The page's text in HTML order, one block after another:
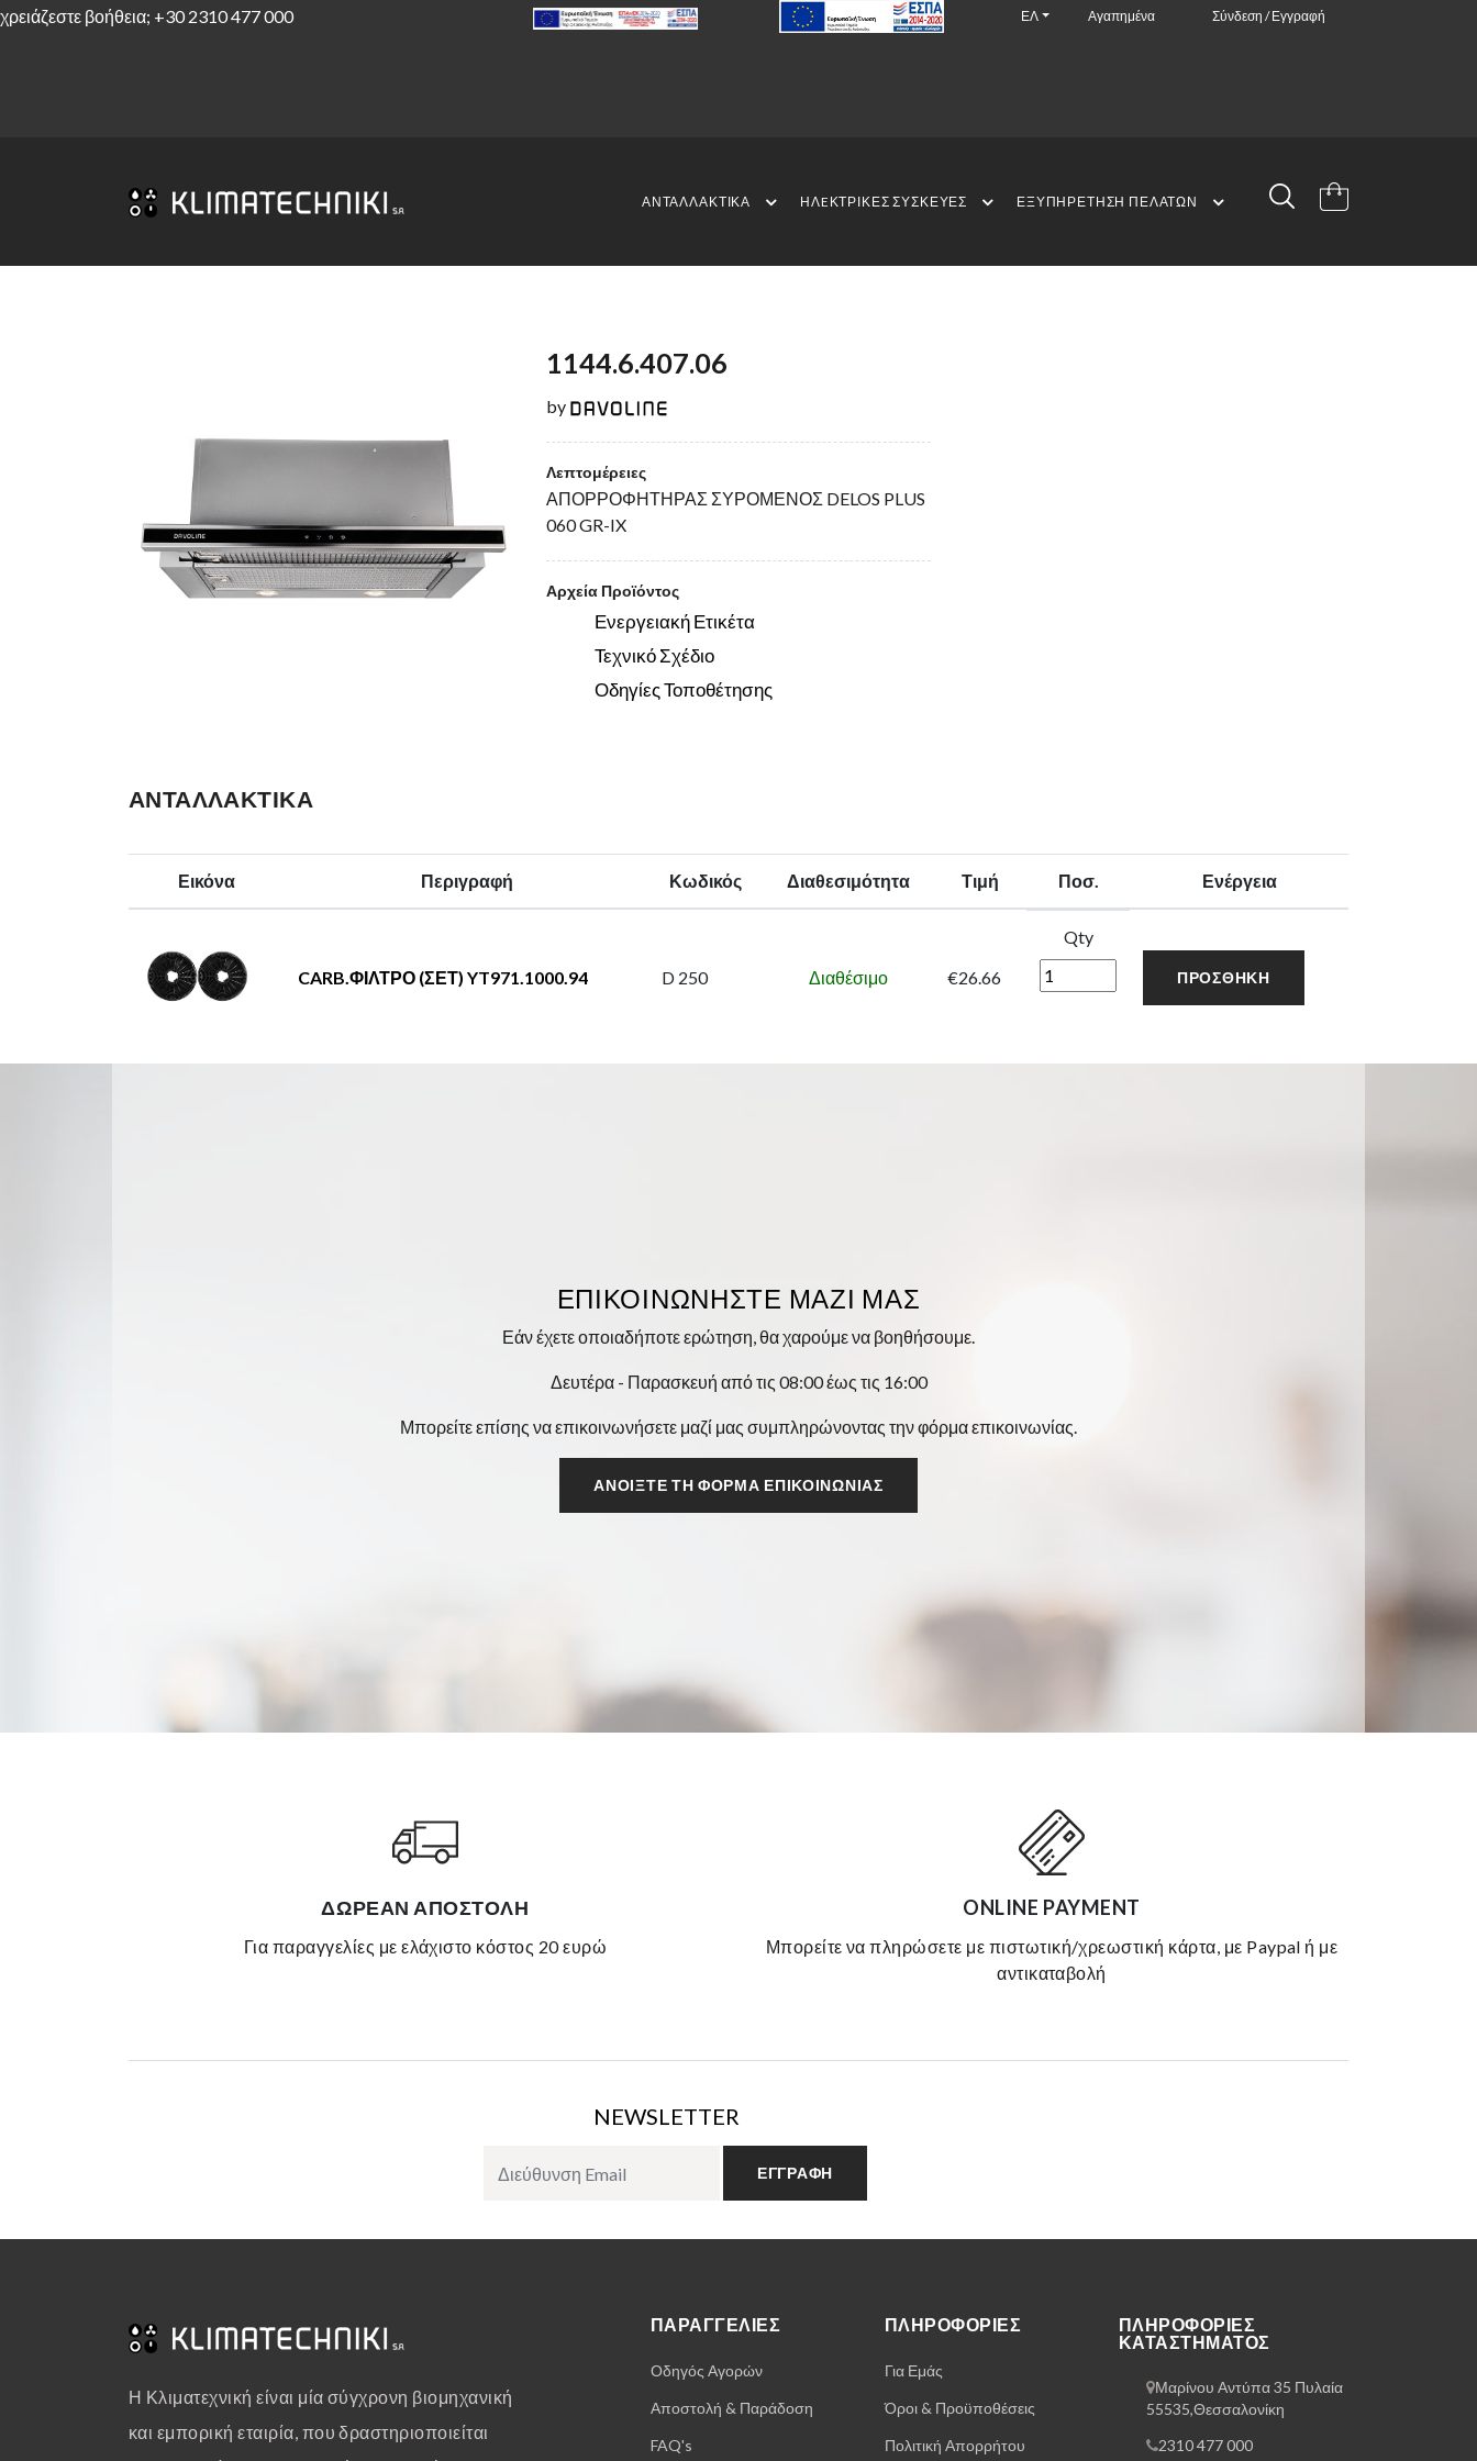
χρειάζεστε βοήθεια; +30 2310 477 000 ΕΛ Αγαπημένα Σύνδεση / Εγγραφή
ΑΝΤΑΛΛΑΚΤΙΚΑ ΗΛEΚΤΡΙΚΕΣ ΣΥΣΚΕΥΕΣ ΕΞΥΠΗΡΈΤΗΣΗ ΠΕΛΑΤΏΝ
1144.6.407.06
by
Λεπτομέρειες
ΑΠΟΡΡΟΦΗΤΗΡΑΣ ΣΥΡΟΜΕΝΟΣ DELOS PLUS
060 GR-IX
Αρχεία Προϊόντος
Ενεργειακή Ετικέτα
Τεχνικό Σχέδιο
Οδηγίες Τοποθέτησης
ΑΝΤΑΛΛΑΚΤΙΚΆ
Εικόνα Περιγραφή Κωδικός Διαθεσιμότητα Τιμή Ποσ. Ενέργεια
CARB.ΦΙΛΤΡΟ (ΣΕΤ) YT971.1000.94 D 250 Διαθέσιμο €26.66
Qty
ΠΡΟΣΘΉΚΗ
ΕΠΙΚΟΙΝΩΝΉΣΤΕ ΜΑΖΊ ΜΑΣ
Εάν έχετε οποιαδήποτε ερώτηση, θα χαρούμε να βοηθήσουμε.
Δευτέρα - Παρασκευή από τις 08:00 έως τις 16:00
Μπορείτε επίσης να επικοινωνήσετε μαζί μας συμπληρώνοντας την φόρμα επικοινωνίας.
ΑΝΟΊΞΤΕ ΤΗ ΦΌΡΜΑ ΕΠΙΚΟΙΝΩΝΊΑΣ
ΔΩΡΕΆΝ ΑΠΟΣΤΟΛΉ
για παραγγελίες με ελάχιστο κόστος 20 ευρώ
ONLINE PAYMENT
μπορείτε να πληρώσετε με πιστωτική/χρεωστική κάρτα, με Paypal ή με
αντικαταβολή
NEWSLETTER
ΕΓΓΡΑΦΉ
Η Κλιματεχνική είναι μία σύγχρονη βιομηχανική
και εμπορική εταιρία, που δραστηριοποιείται
ΠΑΡΑΓΓΕΛΊΕΣ
Οδηγός Αγορών
Αποστολή & Παράδοση
FAQ's
ΠΛΗΡΟΦΟΡΊΕΣ
Για Εμάς
Όροι & Προϋποθέσεις
Πολιτική Απορρήτου
ΠΛΗΡΟΦΟΡΊΕΣ
ΚΑΤΑΣΤΉΜΑΤΟΣ
Μαρίνου Αντύπα 35 Πυλαία
55535,Θεσσαλονίκη
2310 477 000